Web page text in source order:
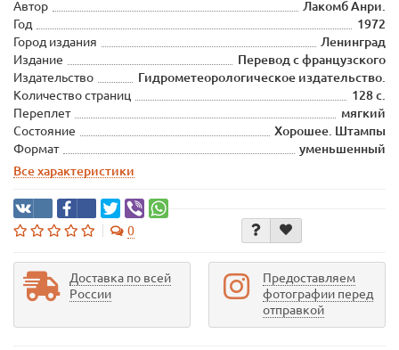
Автор
Лакомб Анри.
Год
1972
Город издания
Ленинград
Издание
Перевод с французского
Издательство
Гидрометеорологическое издательство.
Количество страниц
128 с.
Переплет
мягкий
Состояние
Хорошее. Штампы
Формат
уменьшенный
Все характеристики
0
Доставка по всей
России
Предоставляем
фотографии перед
отправкой